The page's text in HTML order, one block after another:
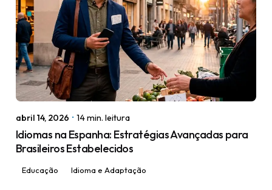
abril 14, 2026 14 min. leitura
Idiomas na Espanha: Estratégias Avançadas para
Brasileiros Estabelecidos
Educação Idioma e Adaptação